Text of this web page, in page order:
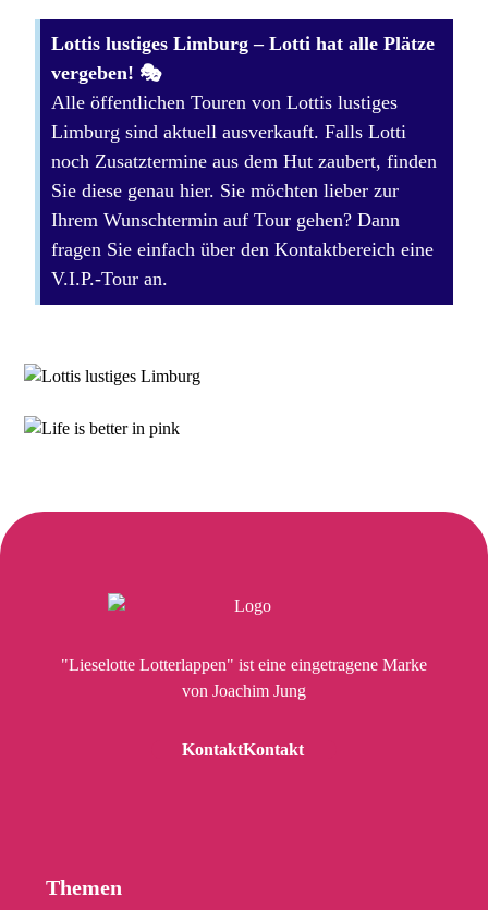
Lottis lustiges Limburg – Lotti hat alle Plätze
vergeben! 🎭
Alle öffentlichen Touren von Lottis lustiges
Limburg sind aktuell ausverkauft. Falls Lotti
noch Zusatztermine aus dem Hut zaubert, finden
Sie diese genau hier. Sie möchten lieber zur
Ihrem Wunschtermin auf Tour gehen? Dann
fragen Sie einfach über den Kontaktbereich eine
V.I.P.-Tour an.
"Lieselotte Lotterlappen" ist eine eingetragene Marke
von Joachim Jung
KontaktKontakt
Themen